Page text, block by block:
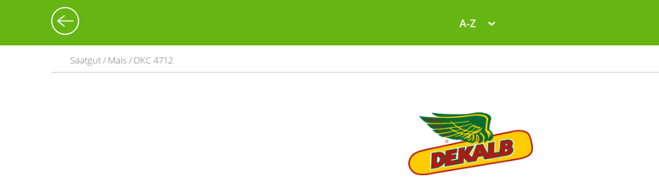
A-Z
Saatgut / Mais / DKC 4712